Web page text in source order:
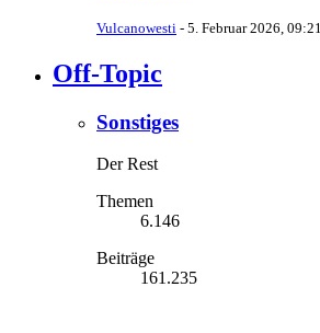
Vulcanowesti - 5. Februar 2026, 09:21
Off-Topic
Sonstiges
Der Rest
Themen
6.146
Beiträge
161.235